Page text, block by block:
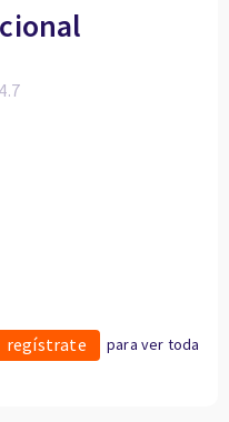
regístrate
para ver toda